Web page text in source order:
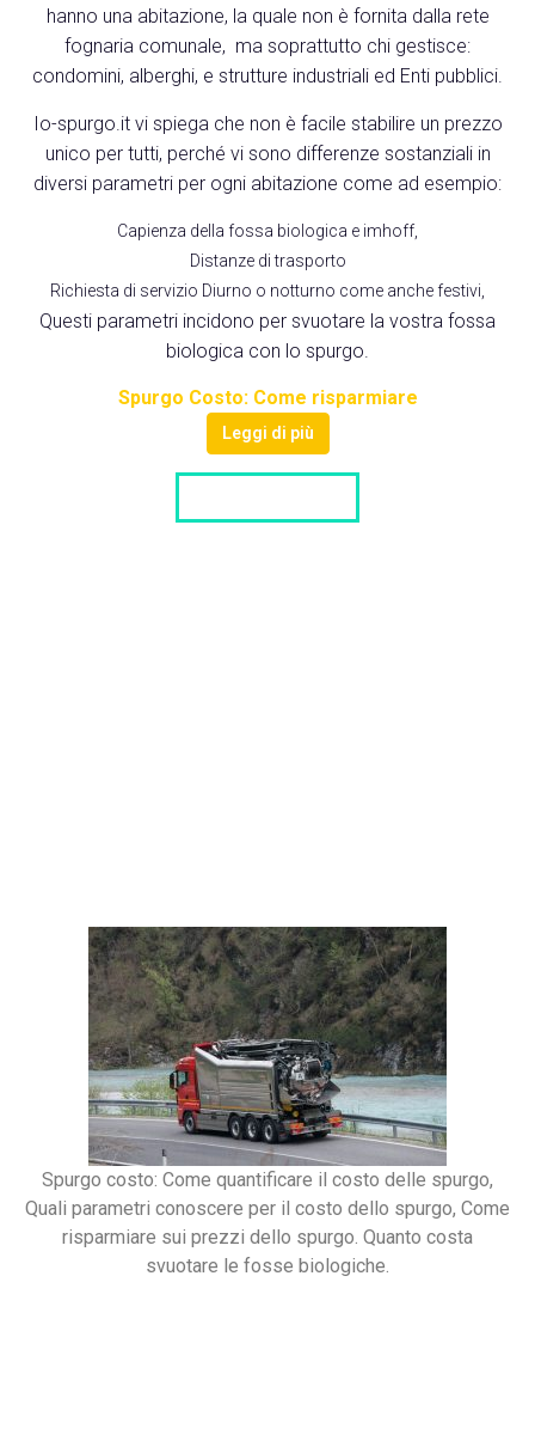
hanno una abitazione, la quale non è fornita dalla rete
fognaria comunale, ma soprattutto chi gestisce:
condomini, alberghi, e strutture industriali ed Enti pubblici.
Io-spurgo.it vi spiega che non è facile stabilire un prezzo
unico per tutti, perché vi sono differenze sostanziali in
diversi parametri per ogni abitazione come ad esempio:
Capienza della fossa biologica e imhoff,
Distanze di trasporto
Richiesta di servizio Diurno o notturno come anche festivi,
Questi parametri incidono per svuotare la vostra fossa
biologica con lo spurgo.
Spurgo Costo: Come risparmiare
Leggi di più
Spurgo costo: Come quantificare il costo delle spurgo,
Quali parametri conoscere per il costo dello spurgo, Come
risparmiare sui prezzi dello spurgo. Quanto costa
svuotare le fosse biologiche.